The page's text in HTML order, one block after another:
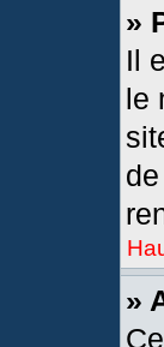
»
Il
le
»